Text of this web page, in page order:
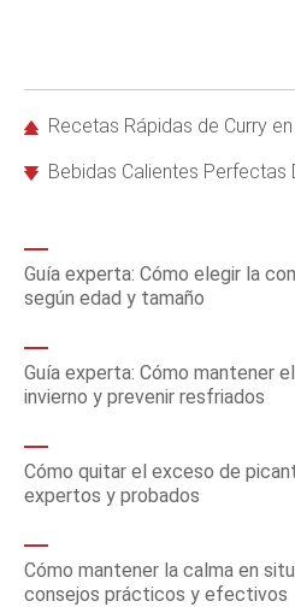
Recetas Rápidas de Curry en Estufa de
Bebidas Calientes Perfectas Después de
Guía experta: Cómo elegir la
según edad y tamaño
Guía experta: Cómo mantener
invierno y prevenir resfriados
Cómo quitar el exceso de
expertos y probados
Cómo mantener la calma en
consejos prácticos y efectivos